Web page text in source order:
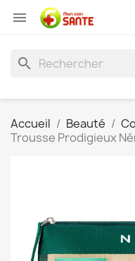

search
Accueil Beauté
Trousse Prodigieux